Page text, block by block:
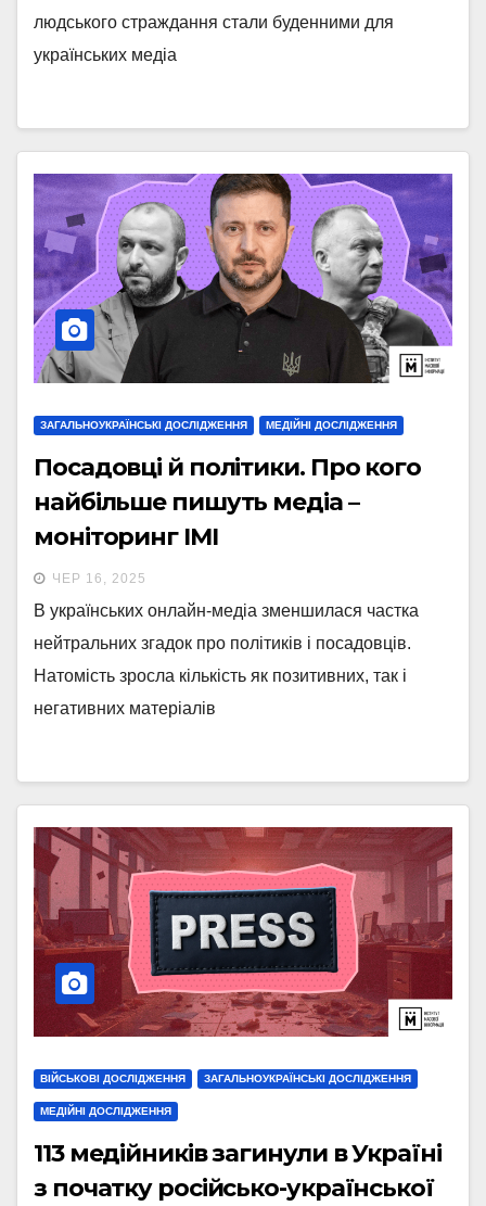
людського страждання стали буденними для
українських медіа
ЗАГАЛЬНОУКРАЇНСЬКІ ДОСЛІДЖЕННЯ МЕДІЙНІ ДОСЛІДЖЕННЯ
Посадовці й політики. Про кого
найбільше пишуть медіа –
моніторинг ІМІ
ЧЕР 16, 2025
В українських онлайн-медіа зменшилася частка
нейтральних згадок про політиків і посадовців.
Натомість зросла кількість як позитивних, так і
негативних матеріалів
ВІЙСЬКОВІ ДОСЛІДЖЕННЯ ЗАГАЛЬНОУКРАЇНСЬКІ ДОСЛІДЖЕННЯ
МЕДІЙНІ ДОСЛІДЖЕННЯ
113 медійників загинули в Україні
з початку російсько-української